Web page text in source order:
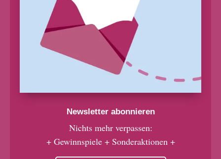
Newsletter abonnieren
Nichts mehr verpassen:
+ Gewinnspiele + Sonderaktionen +